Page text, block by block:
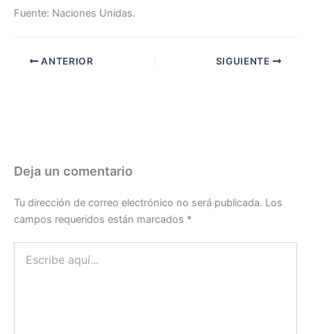
Fuente: Naciones Unidas.
ANTERIOR SIGUIENTE
Deja un comentario
Tu dirección de correo electrónico no será publicada. Los
campos requeridos están marcados *
aquí...